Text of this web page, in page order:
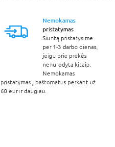
Nemokamas
pristatymas
Siuntą pristatysime
per 1-3 darbo dienas,
jeigu prie prekės
nenurodyta kitaip.
Nemokamas
pristatymas į paštomatus perkant už
60 eur ir daugiau.